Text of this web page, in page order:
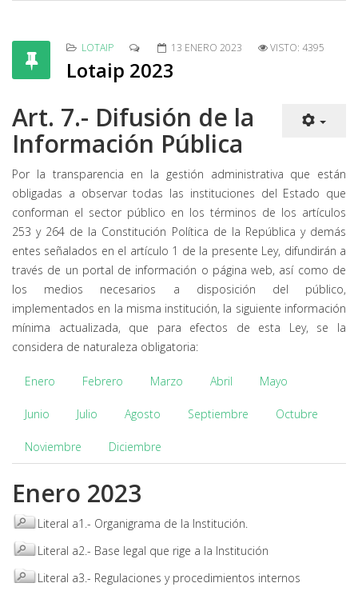
LOTAIP 13 ENERO 2023 VISTO: 4395
Lotaip 2023
Art. 7.- Difusión de la
Información Pública
Por la transparencia en la gestión administrativa que están
obligadas a observar todas las instituciones del Estado que
conforman el sector público en los términos de los artículos
253 y 264 de la Constitución Política de la República y demás
entes señalados en el artículo 1 de la presente Ley, difundirán a
través de un portal de información o página web, así como de
los medios necesarios a disposición del público,
implementados en la misma institución, la siguiente información
mínima actualizada, que para efectos de esta Ley, se la
considera de naturaleza obligatoria:
Enero Febrero Marzo Abril Mayo
Junio Julio Agosto Septiembre Octubre
Noviembre Diciembre
Enero 2023
Literal a1.- Organigrama de la Institución.
Literal a2.- Base legal que rige a la Institución
Literal a3.- Regulaciones y procedimientos internos